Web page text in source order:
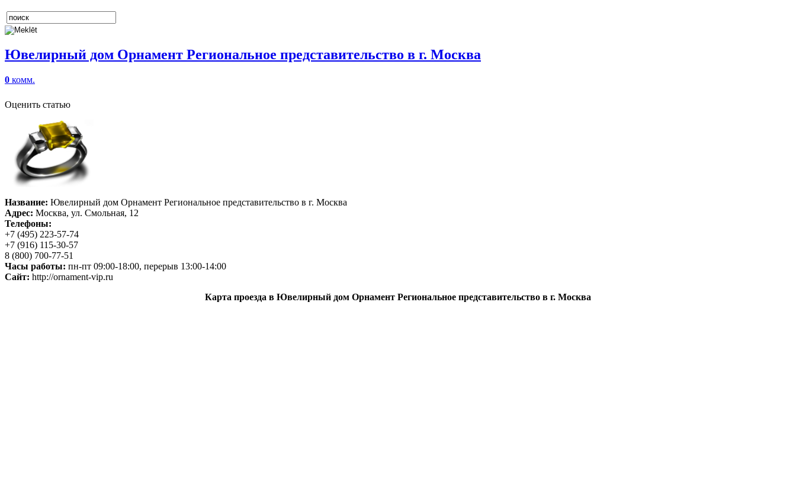
Ювелирный дом Орнамент Региональное представительство в г. Москва
0 комм.
Оценить статью
Название: Ювелирный дом Орнамент Региональное представительство в г. Москва
Адрес: Москва, ул. Смольная, 12
Телефоны:
+7 (495) 223-57-74
+7 (916) 115-30-57
8 (800) 700-77-51
Часы работы: пн-пт 09:00-18:00, перерыв 13:00-14:00
Сайт: http://ornament-vip.ru
Карта проезда в Ювелирный дом Орнамент Региональное представительство в г. Москва